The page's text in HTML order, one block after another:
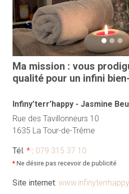
Previous
Ma mission : vous
qualité pour un infini
Infiny’terr’happy - Jasmine
Rue des Tavillonneurs 10
1635 La Tour-de-Trême
Tél. *: 079 315 37 10
*Ne désire pas recevoir de publicité
Site internet: